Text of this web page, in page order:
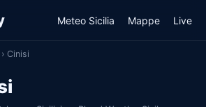
Meteo Sicilia Mappe Live
› Cinisi